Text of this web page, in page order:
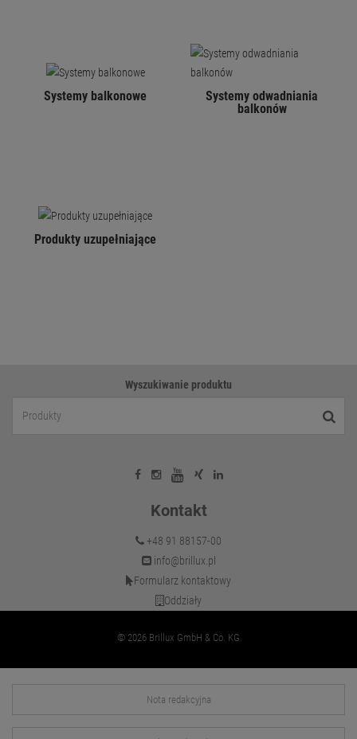
Systemy balkonowe
Systemy odwadniania
balkonów
Produkty uzupełniające
Wyszukiwanie produktu
Kontakt
+48 91 88157-00
info@brillux.pl
Formularz kontaktowy
Oddziały
© 2026 Brillux GmbH & Co. KG
Nota redakcyjna